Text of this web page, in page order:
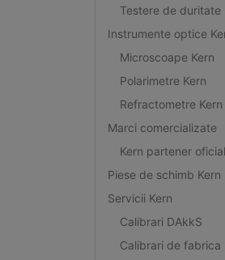
Testere de duritate
Instrumente optice
Microscoape Kern
Polarimetre Kern
Refractometre Kern
Marci comercializate
Kern partener
Piese de schimb Kern
Servicii Kern
Calibrari DAkkS
Calibrari de fabrica